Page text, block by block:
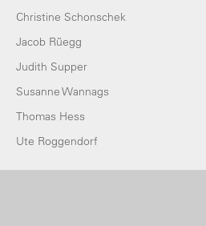
Christine Schonschek
Jacob Rüegg
Judith Supper
Susanne Wannags
Thomas Hess
Ute Roggendorf